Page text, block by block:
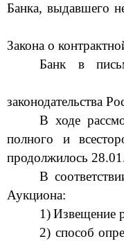
Банка, выдавшего
Закона о
Банк в
законодательства
В ходе
полного и
продолжилось
В
Аукциона:
1) Извещение
2) способ